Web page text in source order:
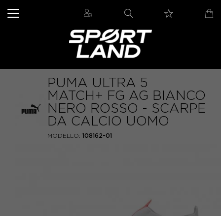
PUMA ULTRA 5
MATCH+ FG AG BIANCO
NERO ROSSO - SCARPE
DA CALCIO UOMO
MODELLO: 108162-01